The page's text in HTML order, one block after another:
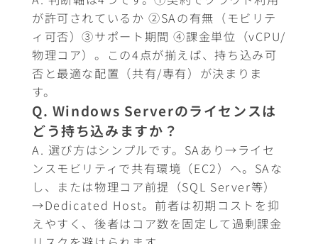
が許可されているか ②SAの有無（モビリテ
ィ可否）③サポート期間 ④課金単位（vCPU/
物理コア）。この4点が揃えば、持ち込み可
否と最適な配置（共有/専有）が決まりま
す。
Q. Windows Serverのライセンスは
どう持ち込みますか？
A. 選び方はシンプルです。SAあり→ライセ
ンスモビリティで共有環境（EC2）へ。SAな
し、または物理コア前提（SQL Server等）
→Dedicated Host。前者は初期コストを抑
えやすく、後者はコア数を固定して過剰課金